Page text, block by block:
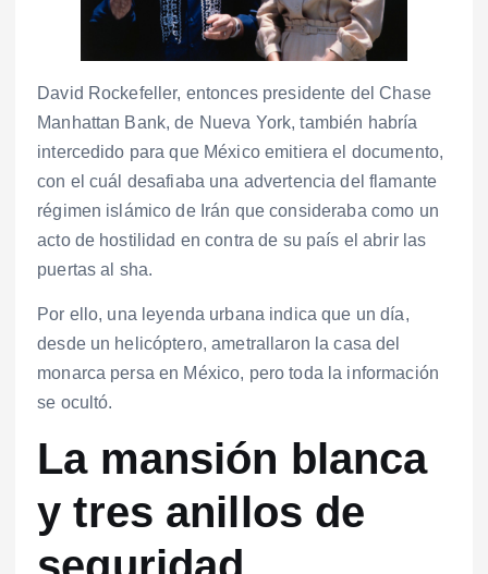
David Rockefeller, entonces presidente del Chase
Manhattan Bank, de Nueva York, también habría
intercedido para que México emitiera el documento,
con el cuál desafiaba una advertencia del flamante
régimen islámico de Irán que consideraba como un
acto de hostilidad en contra de su país el abrir las
puertas al sha.
Por ello, una leyenda urbana indica que un día,
desde un helicóptero, ametrallaron la casa del
monarca persa en México, pero toda la información
se ocultó.
La mansión blanca
y tres anillos de